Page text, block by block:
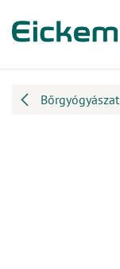
Bőrgyógyászat